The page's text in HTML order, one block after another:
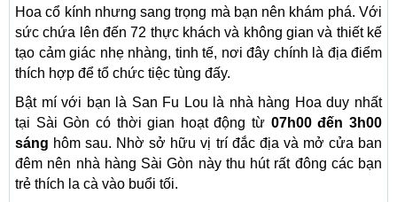
Hoa cổ kính nhưng sang trọng mà bạn nên khám phá. Với
sức chứa lên đến 72 thực khách và không gian và thiết kế
tạo cảm giác nhẹ nhàng, tinh tế, nơi đây chính là địa điểm
thích hợp để tổ chức tiệc tùng đấy.
Bật mí với bạn là San Fu Lou là nhà hàng Hoa duy nhất
tại Sài Gòn có thời gian hoạt động từ 07h00 đến 3h00
sáng hôm sau. Nhờ sở hữu vị trí đắc địa và mở cửa ban
đêm nên nhà hàng Sài Gòn này thu hút rất đông các bạn
trẻ thích la cà vào buổi tối.